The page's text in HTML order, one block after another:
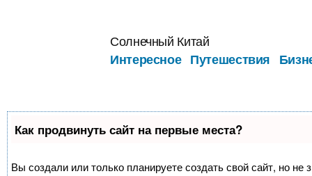
Солнечный Китай
Интересное Путешествия
Как продвинуть сайт на первые места?
Вы создали или только планируете создать свой сайт, но не